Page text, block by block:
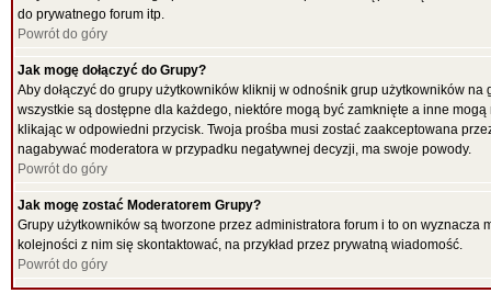
do prywatnego forum itp.
Powrót do góry
Jak mogę dołączyć do Grupy?
Aby dołączyć do grupy użytkowników kliknij w odnośnik grup użytkowników
wszystkie są dostępne dla każdego, niektóre mogą być zamknięte a inne
klikając w odpowiedni przycisk. Twoja prośba musi zostać zaakceptowana
nagabywać moderatora w przypadku negatywnej decyzji, ma swoje powody.
Powrót do góry
Jak mogę zostać Moderatorem Grupy?
Grupy użytkowników są tworzone przez administratora forum i to on
kolejności z nim się skontaktować, na przykład przez prywatną wiadomość.
Powrót do góry